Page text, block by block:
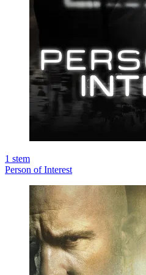
1 stem
Person of Interest